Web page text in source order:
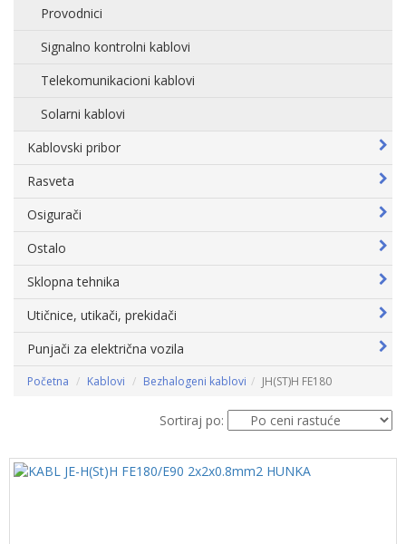
Provodnici
Signalno kontrolni kablovi
Telekomunikacioni kablovi
Solarni kablovi
Kablovski pribor
Rasveta
Osigurači
Ostalo
Sklopna tehnika
Utičnice, utikači, prekidači
Punjači za električna vozila
Početna Kablovi Bezhalogeni kablovi JH(ST)H FE180
Sortiraj po: